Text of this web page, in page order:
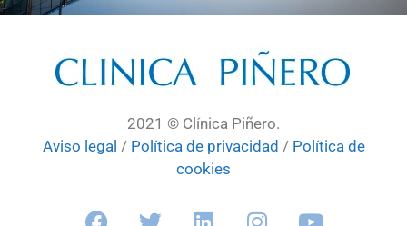
2021 © Clínica Piñero.
Aviso legal / Política de privacidad / Política de
cookies